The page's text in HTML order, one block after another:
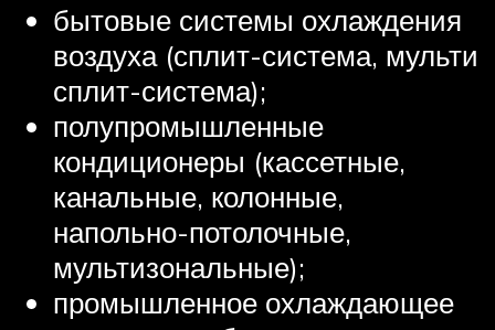
бытовые системы охлаждения
воздуха (сплит-система, мульти
сплит-система);
полупромышленные
кондиционеры (кассетные,
канальные, колонные,
напольно-потолочные,
мультизональные);
промышленное охлаждающее